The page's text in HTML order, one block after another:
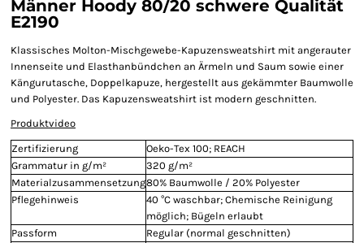
Männer Hoody 80/20 schwere Qualität
E2190
Klassisches Molton-Mischgewebe-Kapuzensweatshirt mit angerauter
Innenseite und Elasthanbündchen an Ärmeln und Saum sowie einer
Kängurutasche, Doppelkapuze, hergestellt aus gekämmter Baumwolle
und Polyester. Das Kapuzensweatshirt ist modern geschnitten.
Produktvideo
Zertifizierung
Oeko-Tex 100; REACH
Grammatur in g/m²
320 g/m²
Materialzusammensetzung80% Baumwolle / 20% Polyester
Pflegehinweis
40 °C waschbar; Chemische Reinigung
möglich; Bügeln erlaubt
Passform
Regular (normal geschnitten)